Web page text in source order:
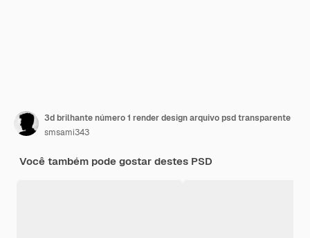
3d brilhante número 1 render design arquivo psd transparente
smsami343
Você também pode gostar destes PSD